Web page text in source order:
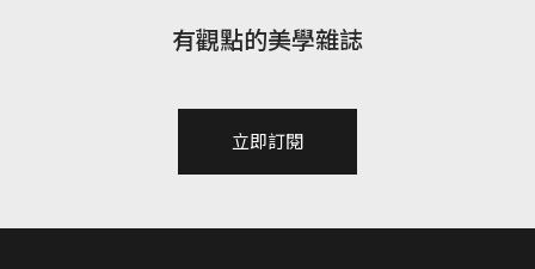
有觀點的美學雜誌
立即訂閱